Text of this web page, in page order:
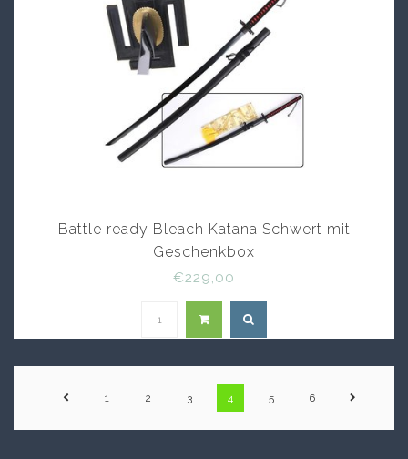
Battle ready Bleach Katana Schwert mit
Geschenkbox
€229,00
1 2 3 4 5 6